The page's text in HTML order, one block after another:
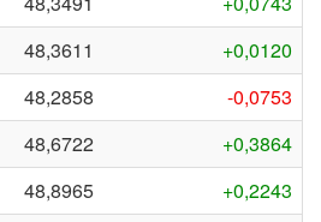
48,3611
+0,0120
48,2858
-0,0753
48,6722
+0,3864
48,8965
+0,2243